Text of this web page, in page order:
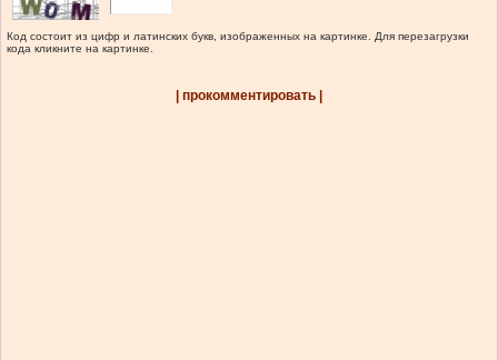
Код состоит из цифр и латинских букв, изображенных на картинке. Для перезагрузки
кода кликните на картинке.
| прокомментировать |